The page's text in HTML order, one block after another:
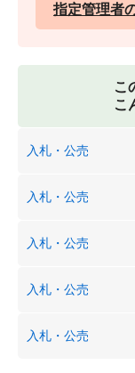
指定管理者
こ
こ
入札・公売
入札・公売
入札・公売
入札・公売
入札・公売